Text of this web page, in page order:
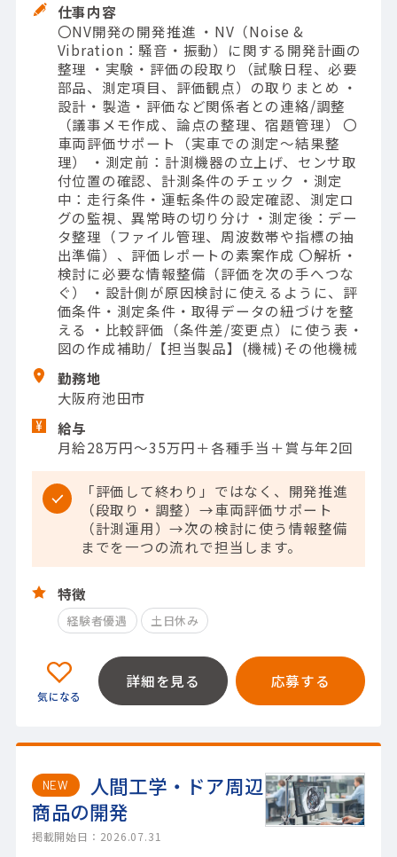
仕事内容
〇NV開発の開発推進 ・NV（Noise &
Vibration：騒音・振動）に関する開発計画の
整理 ・実験・評価の段取り（試験日程、必要
部品、測定項目、評価観点）の取りまとめ ・
設計・製造・評価など関係者との連絡/調整
（議事メモ作成、論点の整理、宿題管理） 〇
車両評価サポート（実車での測定～結果整
理） ・測定前：計測機器の立上げ、センサ取
付位置の確認、計測条件のチェック ・測定
中：走行条件・運転条件の設定確認、測定ロ
グの監視、異常時の切り分け ・測定後：デー
タ整理（ファイル管理、周波数帯や指標の抽
出準備）、評価レポートの素案作成 〇解析・
検討に必要な情報整備（評価を次の手へつな
ぐ） ・設計側が原因検討に使えるように、評
価条件・測定条件・取得データの紐づけを整
える ・比較評価（条件差/変更点）に使う表・
図の作成補助/【担当製品】(機械)その他機械
勤務地
大阪府池田市
給与
月給28万円～35万円＋各種手当＋賞与年2回
「評価して終わり」ではなく、開発推進
（段取り・調整）→車両評価サポート
（計測運用）→次の検討に使う情報整備
までを一つの流れで担当します。
特徴
経験者優遇 土日休み
詳細を見る 応募する
NEW
人間工学・ドア周辺
商品の開発
掲載開始日：2026.07.31